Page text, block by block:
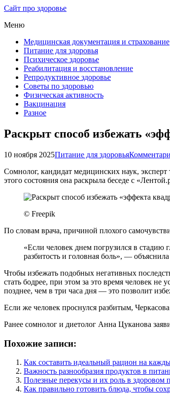
Сайт про здоровье
Меню
Медицинская документация и страхование
Питание для здоровья
Психическое здоровье
Реабилитация и восстановление
Репродуктивное здоровье
Советы по здоровью
Физическая активность
Вакцинация
Разное
Раскрыт способ избежать
10 ноября 2025Питание для здоровья
Сомнолог, кандидат медицинских наук,
этого состояния она раскрыла беседе с
© Freepik
По словам врача, причиной плохого
«Если человек днем погрузился в стадию
разбитость и головная боль», —
Чтобы избежать подобных негативных
стать бодрее, при этом за это время человек
позднее, чем в три часа дня — это позволит
Если же человек проснулся разбитым,
Ранее сомнолог и диетолог Анна Цуканова
Похожие записи:
Как составить идеальный рацион на
Важность разнообразия продуктов в
Полезные перекусы и их роль в здоровом
Как правильно готовить блюда, чтобы